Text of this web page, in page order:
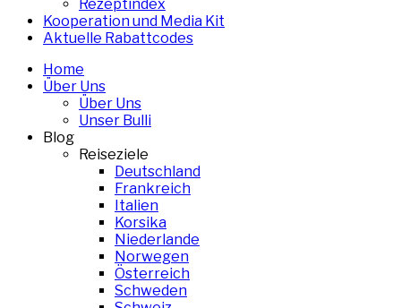
Rezeptindex
Kooperation und Media Kit
Aktuelle Rabattcodes
Home
Über Uns
Über Uns
Unser Bulli
Blog
Reiseziele
Deutschland
Frankreich
Italien
Korsika
Niederlande
Norwegen
Österreich
Schweden